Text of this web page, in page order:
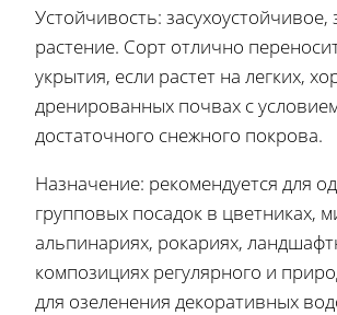
Устойчивость: засухоустойчивое,
растение. Сорт отлично
укрытия, если растет на легких,
дренированных почвах с
достаточного снежного покрова.
Назначение: рекомендуется для
групповых посадок в цветниках,
альпинариях, рокариях,
композициях регулярного и
для озеленения декоративных